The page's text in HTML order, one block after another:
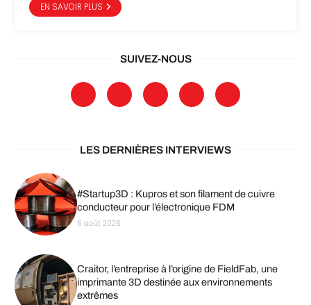
EN SAVOIR PLUS
SUIVEZ-NOUS
LES DERNIÈRES INTERVIEWS
#Startup3D : Kupros et son filament de cuivre
conducteur pour l’électronique FDM
6 août 2026
Craitor, l’entreprise à l’origine de FieldFab, une
imprimante 3D destinée aux environnements
extrêmes